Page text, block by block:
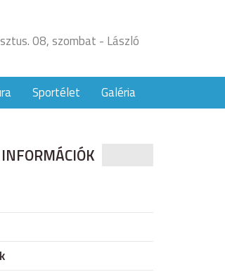
08, szombat - László
Sportélet Galéria